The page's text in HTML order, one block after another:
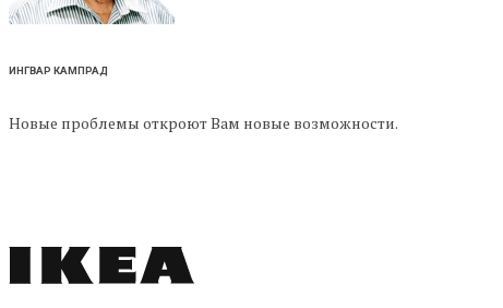
ИНГВАР КАМПРАД
Новые проблемы откроют Вам новые возможности.